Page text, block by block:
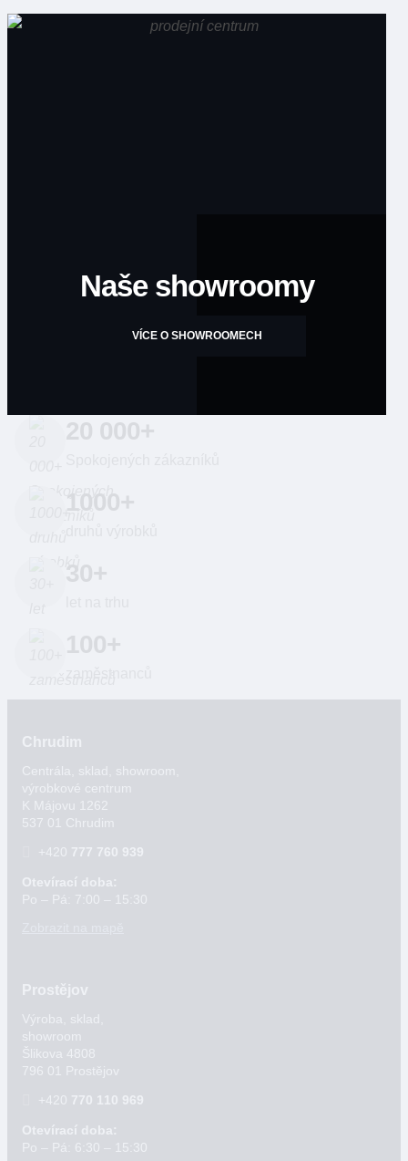
Naše showroomy
VÍCE O SHOWROOMECH
Chrudim
Centrála, sklad, showroom,
výrobkové centrum
K Májovu 1262
537 01 Chrudim
+420 777 760 939
Otevírací doba:
Po – Pá: 7:00 – 15:30
Prostějov
Výroba, sklad,
showroom
Šlikova 4808
796 01 Prostějov
+420 770 110 969
Otevírací doba:
Po – Pá: 6:30 – 15:30